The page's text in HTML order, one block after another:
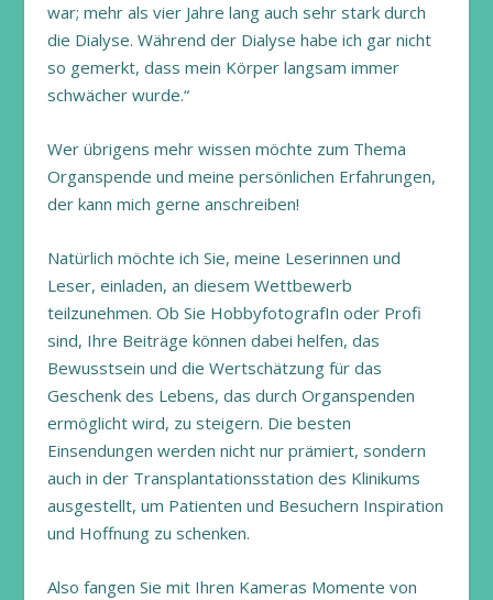
war; mehr als vier Jahre lang auch sehr stark durch
die Dialyse. Während der Dialyse habe ich gar nicht
so gemerkt, dass mein Körper langsam immer
schwächer wurde.“
Wer übrigens mehr wissen möchte zum Thema
Organspende und meine persönlichen Erfahrungen,
der kann mich gerne anschreiben!
Natürlich möchte ich Sie, meine Leserinnen und
Leser, einladen, an diesem Wettbewerb
teilzunehmen. Ob Sie HobbyfotografIn oder Profi
sind, Ihre Beiträge können dabei helfen, das
Bewusstsein und die Wertschätzung für das
Geschenk des Lebens, das durch Organspenden
ermöglicht wird, zu steigern. Die besten
Einsendungen werden nicht nur prämiert, sondern
auch in der Transplantationsstation des Klinikums
ausgestellt, um Patienten und Besuchern Inspiration
und Hoffnung zu schenken.
Also fangen Sie mit Ihren Kameras Momente von